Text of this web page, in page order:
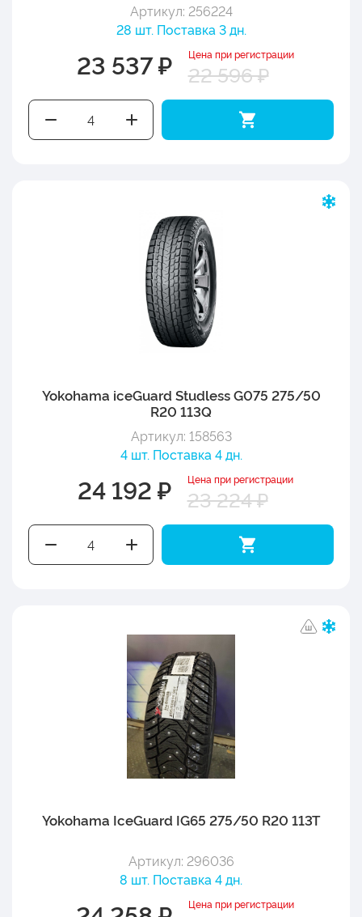
Артикул: 256224
28 шт. Поставка 3 дн.
23 537 ₽ Цена при регистрации
22 596 ₽
Yokohama iceGuard Studless G075 275/50
R20 113Q
Артикул: 158563
4 шт. Поставка 4 дн.
24 192 ₽ Цена при регистрации
23 224 ₽
Yokohama IceGuard IG65 275/50 R20 113T
Артикул: 296036
8 шт. Поставка 4 дн.
Цена при регистрации